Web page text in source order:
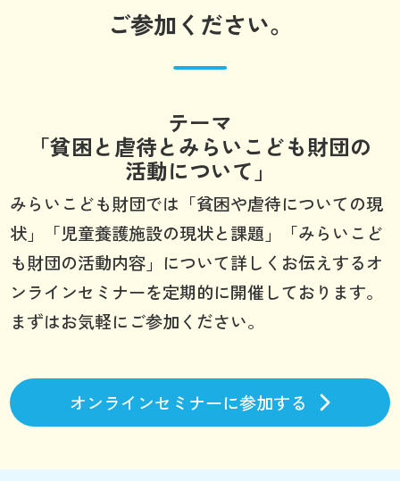
ご参加ください。
テーマ
「貧困と虐待とみらいこども財団の
活動について」
みらいこども財団では「貧困や虐待についての現
状」「児童養護施設の現状と課題」「みらいこど
も財団の活動内容」について詳しくお伝えするオ
ンラインセミナーを定期的に開催しております。
まずはお気軽にご参加ください。
オンラインセミナーに参加する